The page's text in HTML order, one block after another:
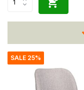
SALE 25%